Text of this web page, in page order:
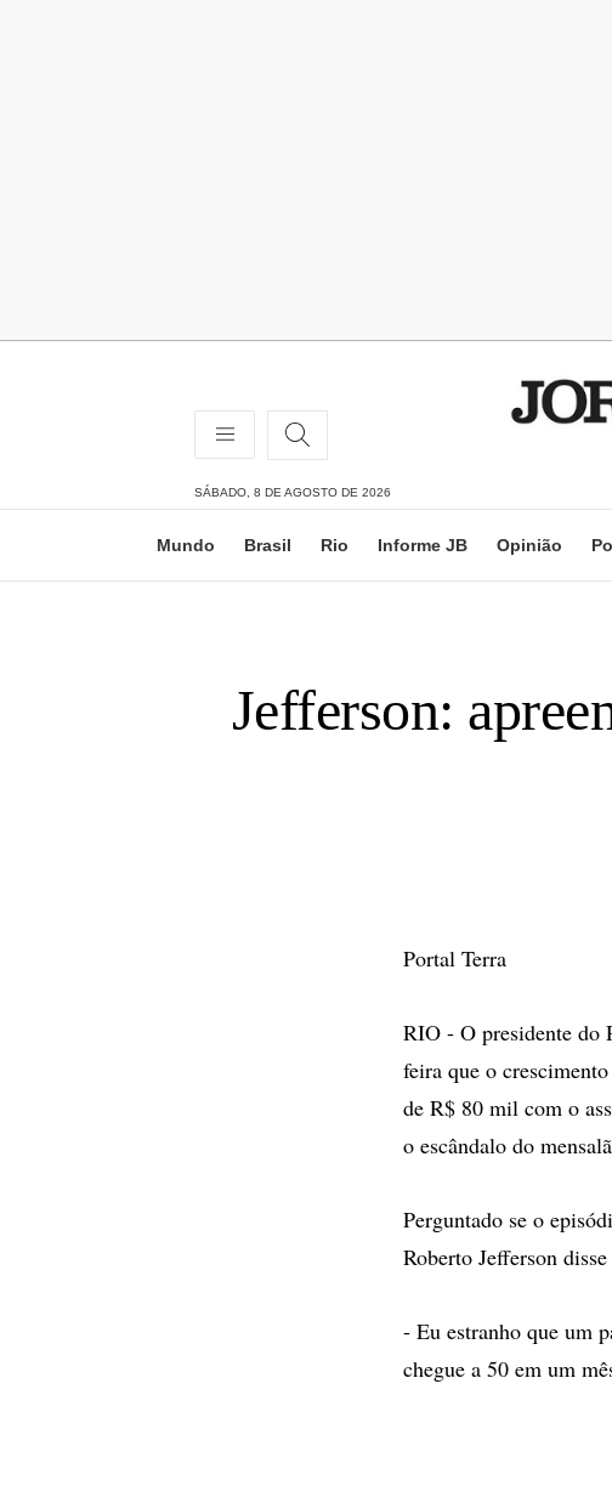
SÁBADO, 8 DE AGOSTO DE 2026
Mundo Brasil Rio Informe JB Opinião
Jefferson:
Portal Terra
RIO - O presidente do
feira que o
de R$ 80 mil com o
o escândalo do
Perguntado se o
Roberto Jefferson
- Eu estranho que um
chegue a 50 em um